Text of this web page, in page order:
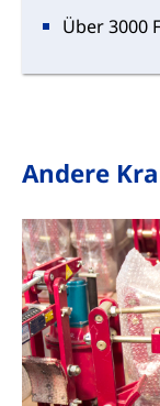
Über 3000
Andere